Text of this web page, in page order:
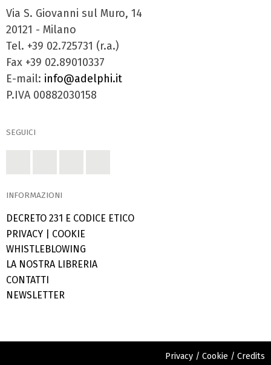
Via S. Giovanni sul Muro, 14
20121 - Milano
Tel. +39 02.725731 (r.a.)
Fax +39 02.89010337
E-mail: info@adelphi.it
P.IVA 00882030158
SEGUICI
INFORMAZIONI
DECRETO 231 E CODICE ETICO
PRIVACY
COOKIE
WHISTLEBLOWING
LA NOSTRA LIBRERIA
CONTATTI
NEWSLETTER
Privacy / Cookie / Credits